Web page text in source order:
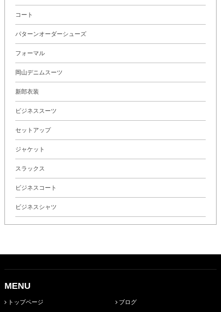
コート
パターンオーダーシューズ
フォーマル
岡山デニムスーツ
新郎衣装
ビジネススーツ
セットアップ
ジャケット
スラックス
ビジネスコート
ビジネスシャツ
MENU
トップページ ブログ